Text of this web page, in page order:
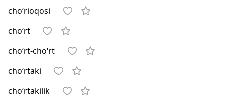
cho‘rioqosi
cho‘rt
cho‘rt-cho‘rt
cho‘rtaki
cho‘rtakilik